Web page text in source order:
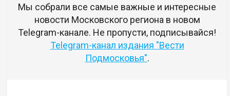
Мы собрали все самые важные и интересные
новости Московского региона в новом
Telegram-канале. Не пропусти, подписывайся!
Telegram-канал издания "Вести
Подмосковья".